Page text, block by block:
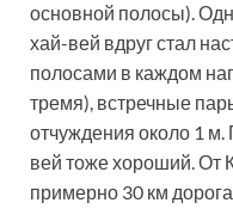
основной полосы).
хай-вей вдруг стал
полосами в каждом
тремя), встречные
отчуждения около 1
вей тоже хороший.
примерно 30 км